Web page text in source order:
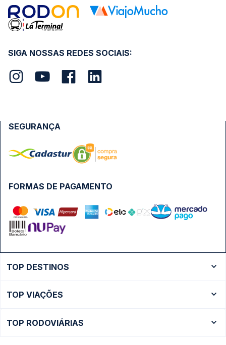
SIGA NOSSAS REDES SOCIAIS:
FORMAS DE PAGAMENTO
SEGURANÇA
TOP DESTINOS
Ônibus São Paulo
TOP VIAÇÕES
TOP RODOVIÁRIAS